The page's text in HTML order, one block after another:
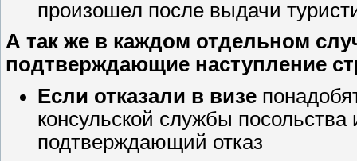
произошел после выдачи
А так же в каждом отдельном
подтверждающие наступление
Если отказали в визе
консульской службы
подтверждающий отказ